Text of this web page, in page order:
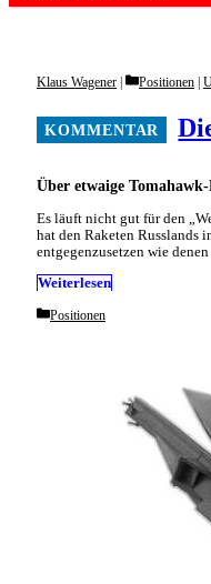
Über etwaige
Klaus Wagener Categories
Positionen
Es läuft nicht gut für den
hat den Raketen Russlands
entgegenzusetzen wie
Weiterlesen
Categories
Positionen